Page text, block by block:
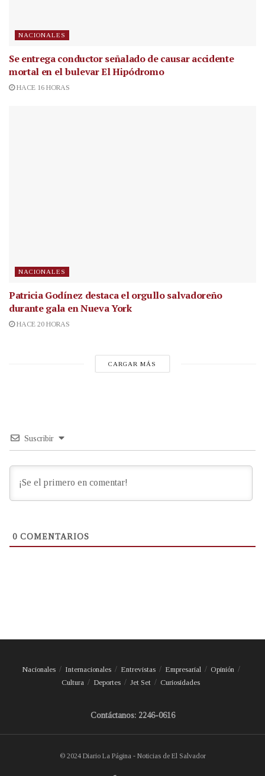
NACIONALES
Se entrega conductor señalado de causar accidente
mortal en el bulevar El Hipódromo
HACE 16 HORAS
NACIONALES
Patricia Godínez destaca el orgullo salvadoreño
durante gala en Nueva York
HACE 20 HORAS
CARGAR MÁS
Suscribir
0 COMENTARIOS
Nacionales Internacionales Entrevistas Empresarial
Opinión
Cultura
Deportes Jet Set Curiosidades
Contáctanos: 2246-0616
© 2024 Diario La Página - Noticias de El Salvador